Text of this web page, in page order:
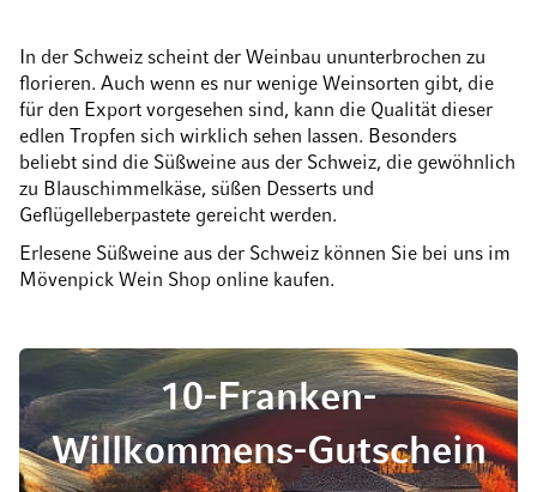
In der Schweiz scheint der Weinbau ununterbrochen zu
florieren. Auch wenn es nur wenige Weinsorten gibt, die
für den Export vorgesehen sind, kann die Qualität dieser
edlen Tropfen sich wirklich sehen lassen. Besonders
beliebt sind die Süßweine aus der Schweiz, die gewöhnlich
zu Blauschimmelkäse, süßen Desserts und
Geflügelleberpastete gereicht werden.
Erlesene Süßweine aus der Schweiz können Sie bei uns im
Mövenpick Wein Shop online kaufen.
10-Franken-
Willkommens-Gutschein